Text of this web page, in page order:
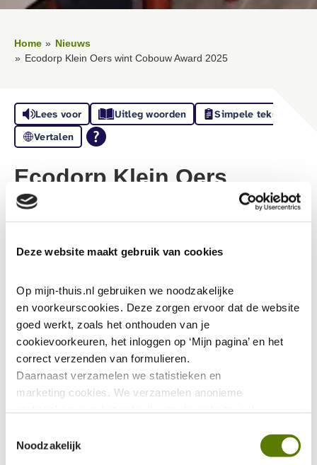
Deze website maakt gebruik van cookies
Op mijn-thuis.nl gebruiken we noodzakelijke
en voorkeurscookies. Deze zorgen ervoor dat de website
goed werkt, zoals het onthouden van je
cookievoorkeuren, het inloggen op ‘Mijn pagina’ en het
correct verzenden van formulieren.
Daarnaast verzamelen we statistieken en
marketing cookies. We verzamelen anonieme
Deze gegevens zijn niet te herleiden tot jou als persoon
en worden niet gedeeld met eventuele advertentie- of
Noodzakelijk
Home
Nieuws
Ecodorp Klein Oers wint Cobouw Award 2025
Lees voor Uitleg woorden
Simpele tekst
Vertalen
Ecodorp Klein Oers
wint Cobouw Award
Vandaag waren wij aanwezig bij de uitreiking van de
Cobouw Awards 2025. Ecodorp Klein Oers is winnaar
in de categorie Duurzaamheid!
Dit project laat zien dat duurzaam wonen meer is dan
energieprestaties: het gaat ook over biobased bouwen,
gemeenschap. In Klein Oers werken bewoners, bouwers,
ontwerpers en de gemeente samen aan een off-grid